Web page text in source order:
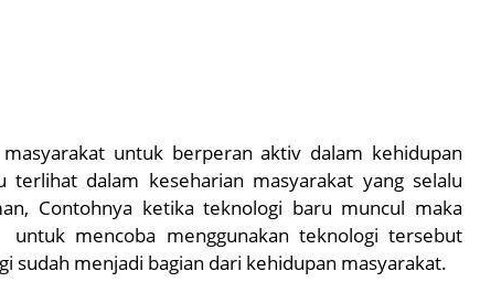
untuk berperan aktiv dalam kehidupan
dalam keseharian masyarakat yang selalu
Contohnya ketika teknologi baru muncul maka
untuk mencoba menggunakan teknologi tersebut
sudah menjadi bagian dari kehidupan masyarakat.